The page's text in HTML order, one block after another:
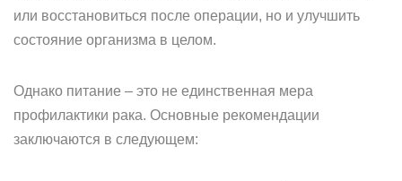
или восстановиться после операции, но и улучшить
состояние организма в целом.
Однако питание – это не единственная мера
профилактики рака. Основные рекомендации
заключаются в следующем: